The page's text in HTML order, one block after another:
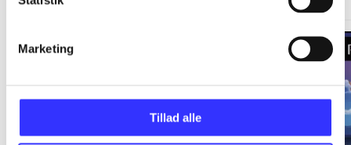
Marketing
Tillad alle